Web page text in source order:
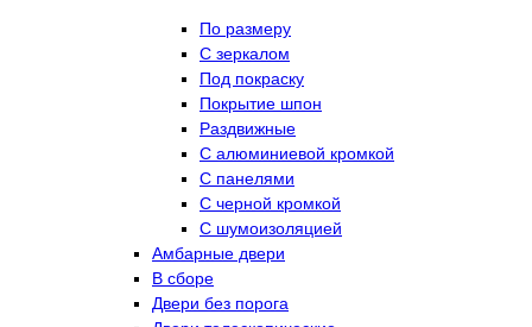
По размеру
C зеркалом
Под покраску
Покрытие шпон
Раздвижные
С алюминиевой кромкой
С панелями
С черной кромкой
С шумоизоляцией
Амбарные двери
В сборе
Двери без порога